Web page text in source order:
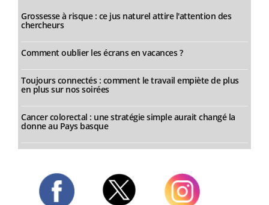
Grossesse à risque : ce jus naturel attire l'attention des
chercheurs
Comment oublier les écrans en vacances ?
Toujours connectés : comment le travail empiète de plus
en plus sur nos soirées
Cancer colorectal : une stratégie simple aurait changé la
donne au Pays basque